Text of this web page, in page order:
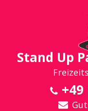
Stand Up
+49